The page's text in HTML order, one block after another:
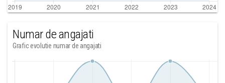
Numar de angajati
Grafic evolutie numar de angajati